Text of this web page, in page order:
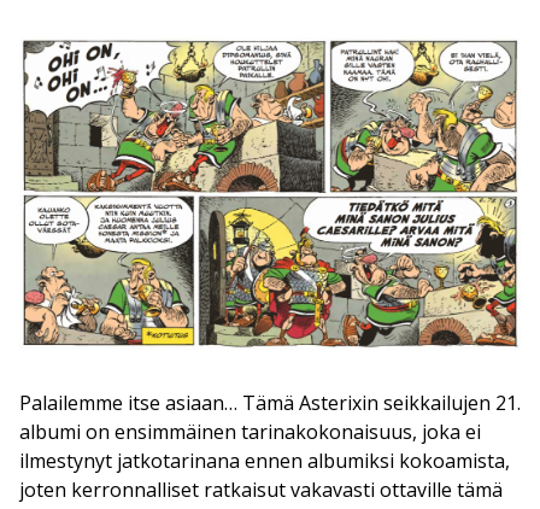
Palailemme itse asiaan… Tämä Asterixin seikkailujen 21.
albumi on ensimmäinen tarinakokonaisuus, joka ei
ilmestynyt jatkotarinana ennen albumiksi kokoamista,
joten kerronnalliset ratkaisut vakavasti ottaville tämä